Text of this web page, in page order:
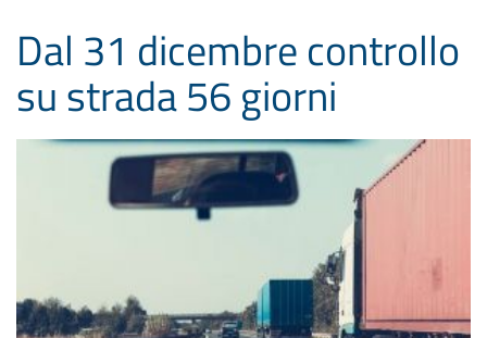
novità
da
Confartigianato
Dal 31 dicembre controllo
su strada 56 giorni